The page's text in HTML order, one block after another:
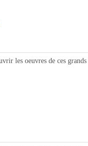
les oeuvres de ces